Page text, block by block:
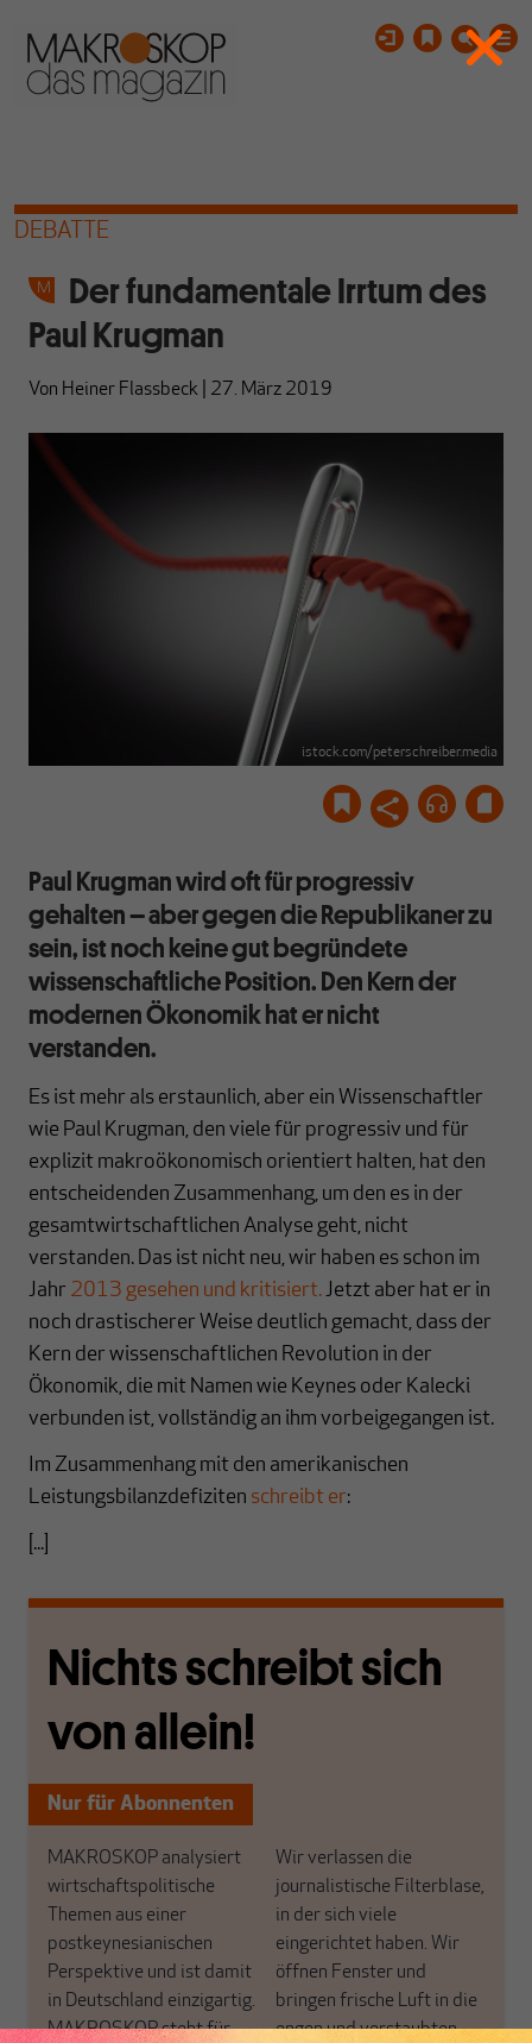
DEBATTE
Der fundamentale Irrtum des
Paul Krugman
Von Heiner Flassbeck 27. März 2019
istock.com/peterschreiber.media
Paul Krugman wird oft für progressiv
gehalten – aber gegen die Republikaner zu
sein, ist noch keine gut begründete
wissenschaftliche Position. Den Kern der
modernen Ökonomik hat er nicht
verstanden.
Es ist mehr als erstaunlich, aber ein Wissenschaftler
wie Paul Krugman, den viele für progressiv und für
explizit makroökonomisch orientiert halten, hat den
entscheidenden Zusammenhang, um den es in der
gesamtwirtschaftlichen Analyse geht, nicht
verstanden. Das ist nicht neu, wir haben es schon im
Jahr 2013 gesehen und kritisiert.Jetzt aber hat er in
noch drastischerer Weise deutlich gemacht, dass der
Kern der wissenschaftlichen Revolution in der
Ökonomik, die mit Namen wie Keynes oder Kalecki
verbunden ist, vollständig an ihm vorbeigegangen ist.
Im Zusammenhang mit den amerikanischen
Leistungsbilanzdefiziten schreibt er:
[...]
Nichts schreibt sich
von allein!
Nur für Abonnenten
MAKROSKOP analysiert
wirtschaftspolitische
Themen aus einer
postkeynesianischen
Perspektive und ist damit
in Deutschland einzigartig.
MAKROSKOP steht für
Wir verlassen die
journalistische Filterblase,
in der sich viele
eingerichtet haben. Wir
öffnen Fenster und
bringen frische Luft in die
engen und verstaubten